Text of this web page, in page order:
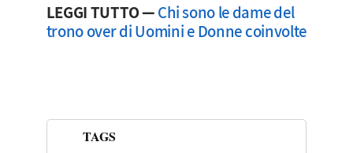
LEGGI TUTTO —Chi sono le dame del
trono over di Uomini e Donne coinvolte
TAGS